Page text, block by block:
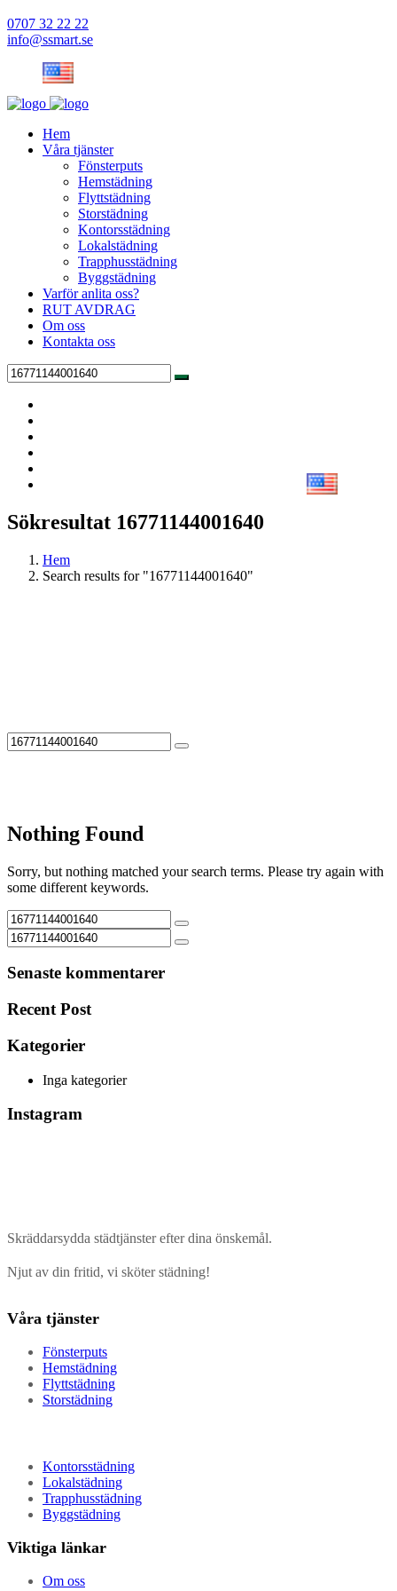
0707 32 22 22
info@ssmart.se
Hem
Våra tjänster
Fönsterputs
Hemstädning
Flyttstädning
Storstädning
Kontorsstädning
Lokalstädning
Trapphusstädning
Byggstädning
Varför anlita oss?
RUT AVDRAG
Om oss
Kontakta oss
Sökresultat 16771144001640
Hem
Search results for "16771144001640"
Nothing Found
Sorry, but nothing matched your search terms. Please try again with
some different keywords.
Senaste kommentarer
Recent Post
Kategorier
Inga kategorier
Instagram
Skräddarsydda städtjänster efter dina önskemål.
Njut av din fritid, vi sköter städning!
Våra tjänster
Fönsterputs
Hemstädning
Flyttstädning
Storstädning
Kontorsstädning
Lokalstädning
Trapphusstädning
Byggstädning
Viktiga länkar
Om oss